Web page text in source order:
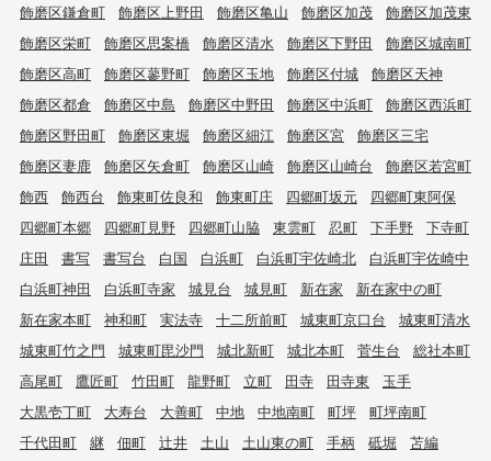
飾磨区鎌倉町 飾磨区上野田 飾磨区亀山 飾磨区加茂
飾磨区加茂東
飾磨区栄町
飾磨区思案橋 飾磨区清水 飾磨区下野田
飾磨区城南町
飾磨区高町
飾磨区蓼野町 飾磨区玉地 飾磨区付城
飾磨区天神
飾磨区都倉
飾磨区中島 飾磨区中野田 飾磨区中浜町
飾磨区西浜町
飾磨区野田町
飾磨区東堀 飾磨区細江 飾磨区宮
飾磨区三宅
飾磨区妻鹿
飾磨区矢倉町 飾磨区山崎 飾磨区山崎台
飾磨区若宮町
飾西
飾西台 飾東町佐良和 飾東町庄 四郷町坂元
四郷町東阿保
四郷町本郷
四郷町見野 四郷町山脇 東雲町 忍町 下手野
下寺町
庄田
書写 書写台 白国 白浜町 白浜町宇佐崎北
白浜町宇佐崎中
白浜町神田
白浜町寺家 城見台 城見町 新在家
新在家中の町
新在家本町
神和町 実法寺 十二所前町 城東町京口台
城東町清水
城東町竹之門
城東町毘沙門 城北新町 城北本町 菅生台
総社本町
高尾町
鷹匠町 竹田町 龍野町 立町 田寺 田寺東
玉手
大黒壱丁町
大寿台 大善町 中地 中地南町 町坪
町坪南町
千代田町
継 佃町 辻井 土山 土山東の町 手柄 砥堀
苫編